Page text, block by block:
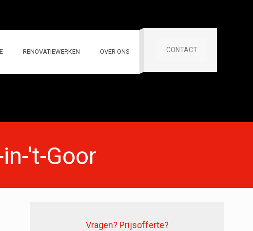
RENOVATIEWERKEN OVER ONS CONTACT
't-Goor
Vragen? Prijsofferte?